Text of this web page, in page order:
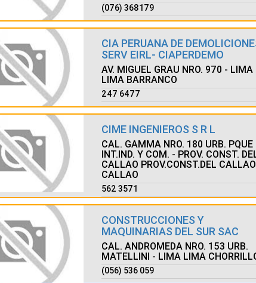
(076) 368179
CIA PERUANA DE
SERV EIRL- CIAPERDEMO
AV. MIGUEL GRAU NRO. 970 - LIMA
LIMA BARRANCO
247 6477
CIME INGENIEROS S R L
CAL. GAMMA NRO. 180 URB. PQUE
INT.IND. Y COM. - PROV. CONST.
CALLAO PROV.CONST.DEL CALLAO
CALLAO
562 3571
CONSTRUCCIONES Y
MAQUINARIAS DEL SUR SAC
CAL. ANDROMEDA NRO. 153 URB.
MATELLINI - LIMA LIMA
(056) 536 059